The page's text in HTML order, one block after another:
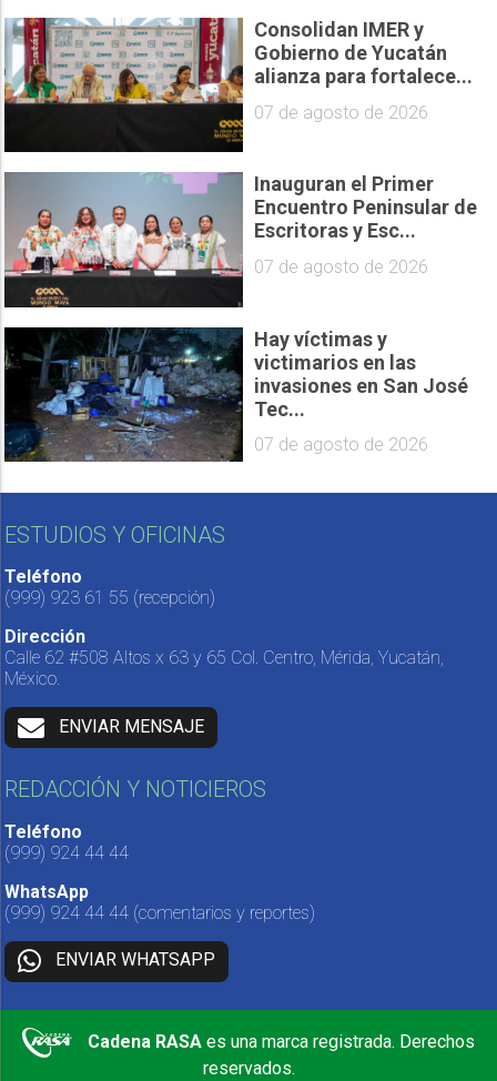
Consolidan IMER y
Gobierno de Yucatán
alianza para fortalece...
07 de agosto de 2026
Inauguran el Primer
Encuentro Peninsular de
Escritoras y Esc...
07 de agosto de 2026
Hay víctimas y
victimarios en las
invasiones en San José
Tec...
07 de agosto de 2026
ESTUDIOS Y OFICINAS
Teléfono
(999) 923 61 55 (recepción)
Dirección
Calle 62 #508 Altos x 63 y 65 Col. Centro, Mérida, Yucatán,
México.
ENVIAR MENSAJE
REDACCIÓN Y NOTICIEROS
Teléfono
(999) 924 44 44
WhatsApp
(999) 924 44 44 (comentarios y reportes)
ENVIAR WHATSAPP
Cadena RASA es una marca registrada. Derechos
reservados.